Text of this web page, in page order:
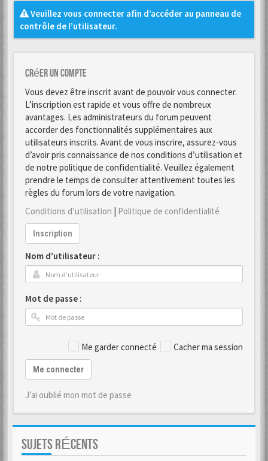
Veuillez vous connecter afin d’accéder au panneau de
contrôle de l’utilisateur.
Créer un Compte
Vous devez être inscrit avant de pouvoir vous connecter.
L’inscription est rapide et vous offre de nombreux
avantages. Les administrateurs du forum peuvent
accorder des fonctionnalités supplémentaires aux
utilisateurs inscrits. Avant de vous inscrire, assurez-vous
d’avoir pris connaissance de nos conditions d’utilisation et
de notre politique de confidentialité. Veuillez également
prendre le temps de consulter attentivement toutes les
règles du forum lors de votre navigation.
Conditions d’utilisation | Politique de confidentialité
Inscription
Nom d’utilisateur :
Mot de passe :
Me garder connecté Cacher ma session
Me connecter
J’ai oublié mon mot de passe
SUJETS RÉCENTS